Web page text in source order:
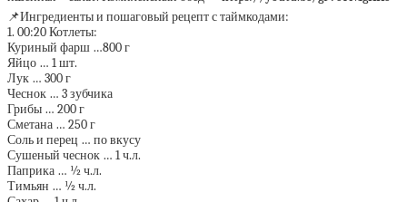
📌Ингредиенты и пошаговый рецепт с таймкодами:
1. 00:20 Котлеты:
Куриный фарш …800 г
Яйцо … 1 шт.
Лук … 300 г
Чеснок … 3 зубчика
Грибы … 200 г
Сметана … 250 г
Соль и перец … по вкусу
Сушеный чеснок … 1 ч.л.
Паприка … ½ ч.л.
Тимьян … ½ ч.л.